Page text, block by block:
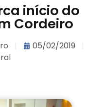
início do
Cordeiro
05/02/2019